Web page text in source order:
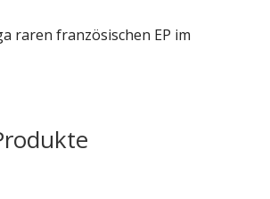
raren französischen EP im